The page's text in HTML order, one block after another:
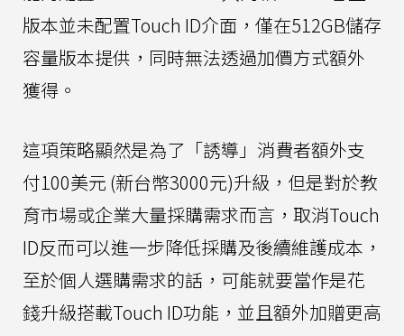
版本並未配置Touch ID介面，僅在512GB儲存
容量版本提供，同時無法透過加價方式額外
獲得。
這項策略顯然是為了「誘導」消費者額外支
付100美元 (新台幣3000元)升級，但是對於教
育市場或企業大量採購需求而言，取消Touch
ID反而可以進一步降低採購及後續維護成本，
至於個人選購需求的話，可能就要當作是花
錢升級搭載Touch ID功能，並且額外加贈更高